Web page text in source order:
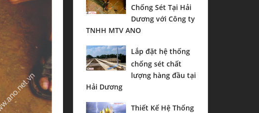
Chống Sét Tại Hải
Dương với Công ty
TNHH MTV ANO
Lắp đặt hệ thống
chống sét chất
lượng hàng đầu tại
Hải Dương
Thiết Kế Hệ Thống